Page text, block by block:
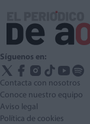
Síguenos en:
Contacta con nosotros
Conoce nuestro equipo
Aviso legal
Política de cookies